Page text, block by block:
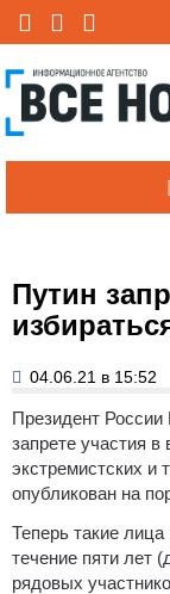
Путин
04.06.21 в 15:52
Президент
запрете участия
экстремистских и
опубликован на
Теперь такие
течение пяти лет
рядовых